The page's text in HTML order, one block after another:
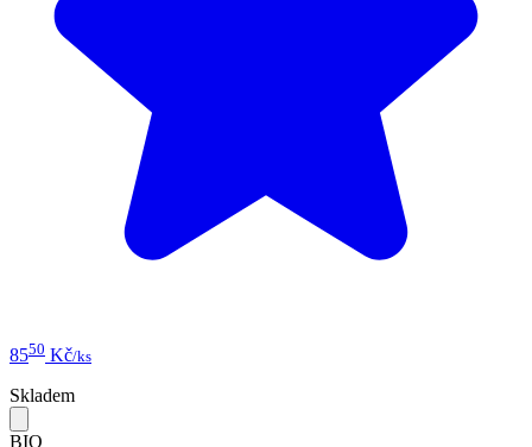
8550 Kč/ks
Skladem
BIO